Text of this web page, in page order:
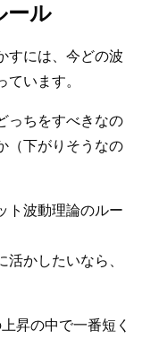
ール
すには、今どの波
います。
っちをすべきなの
（下がりそうなの
ト波動理論のルー
かしたいなら、
昇の中で一番短く